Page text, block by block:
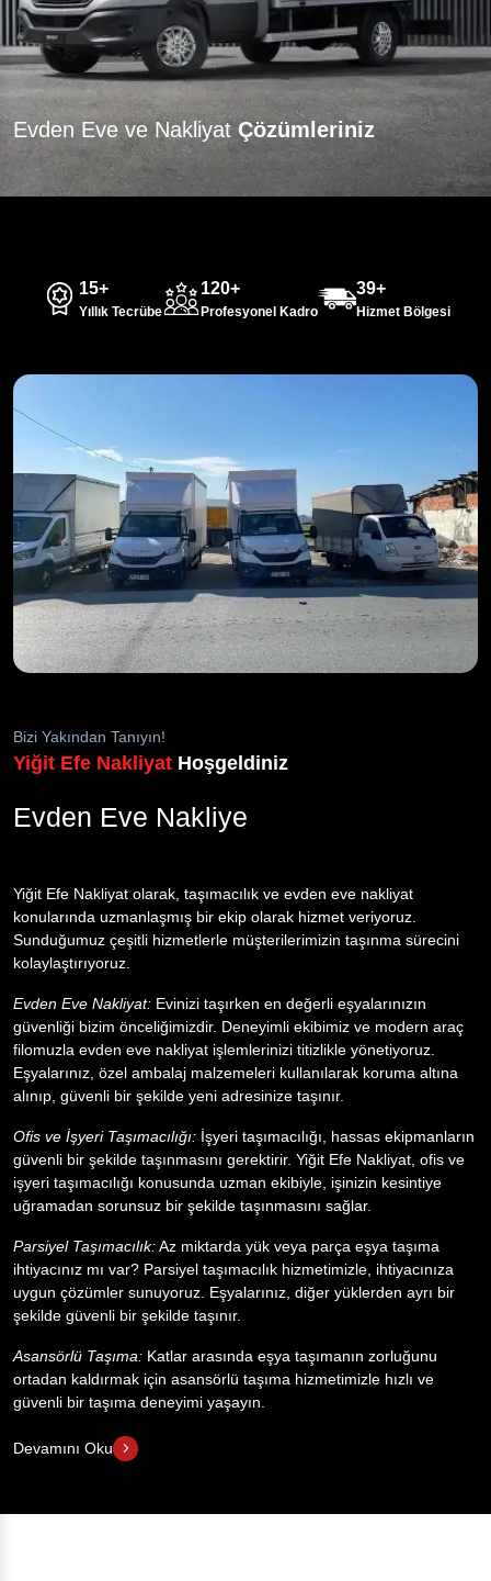
Evden Eve ve NakliyatÇözümleriniz
15+
Yıllık Tecrübe
120+
Profesyonel Kadro
39+
Hizmet Bölgesi
Bizi Yakından Tanıyın!
Yiğit Efe Nakliyat Hoşgeldiniz
Evden Eve Nakliye
Yiğit Efe Nakliyat olarak, taşımacılık ve evden eve nakliyat
konularında uzmanlaşmış bir ekip olarak hizmet veriyoruz.
Sunduğumuz çeşitli hizmetlerle müşterilerimizin taşınma sürecini
kolaylaştırıyoruz.
Evden Eve Nakliyat: Evinizi taşırken en değerli eşyalarınızın
güvenliği bizim önceliğimizdir. Deneyimli ekibimiz ve modern araç
filomuzla evden eve nakliyat işlemlerinizi titizlikle yönetiyoruz.
Eşyalarınız, özel ambalaj malzemeleri kullanılarak koruma altına
alınıp, güvenli bir şekilde yeni adresinize taşınır.
Ofis ve İşyeri Taşımacılığı: İşyeri taşımacılığı, hassas ekipmanların
güvenli bir şekilde taşınmasını gerektirir. Yiğit Efe Nakliyat, ofis ve
işyeri taşımacılığı konusunda uzman ekibiyle, işinizin kesintiye
uğramadan sorunsuz bir şekilde taşınmasını sağlar.
Parsiyel Taşımacılık:Az miktarda yük veya parça eşya taşıma
ihtiyacınız mı var? Parsiyel taşımacılık hizmetimizle, ihtiyacınıza
uygun çözümler sunuyoruz. Eşyalarınız, diğer yüklerden ayrı bir
şekilde güvenli bir şekilde taşınır.
Asansörlü Taşıma: Katlar arasında eşya taşımanın zorluğunu
ortadan kaldırmak için asansörlü taşıma hizmetimizle hızlı ve
güvenli bir taşıma deneyimi yaşayın.
Devamını Oku